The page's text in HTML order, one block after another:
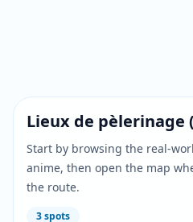
Lieux de pèlerinage (
Start by browsing the real-
anime, then open the map
the route.
3spots